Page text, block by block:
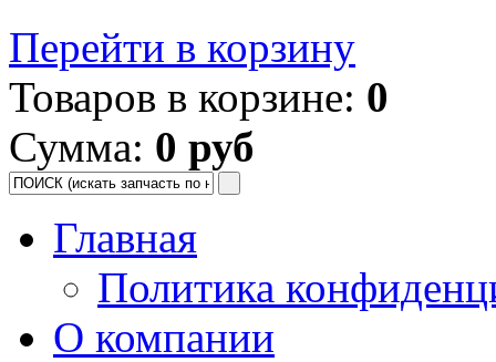
Перейти в корзину
Товаров в корзине: 0
Сумма: 0 руб
Главная
Политика
О компании